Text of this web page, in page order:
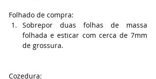
Folhado de compra:
Sobrepor duas folhas de massa
folhada e esticar com cerca de 7mm
de grossura.
Cozedura: